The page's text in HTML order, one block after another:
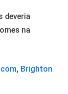
deveria
na
, Brighton